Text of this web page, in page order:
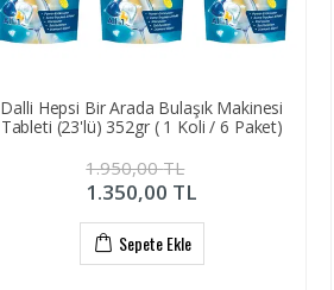
Dalli Hepsi Bir Arada Bulaşık Makinesi
Tableti (23'lü) 352gr ( 1 Koli / 6 Paket)
1.950,00TL
1.350,00 TL
Sepete Ekle